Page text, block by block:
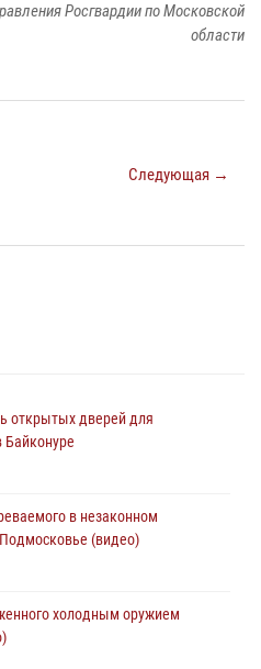
Росгвардии по Московской
области
Следующая →
открытых дверей для
Байконуре
в незаконном
(видео)
холодным оружием